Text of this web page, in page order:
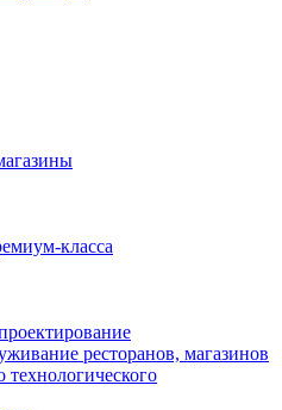
класса
ресторанов, магазинов